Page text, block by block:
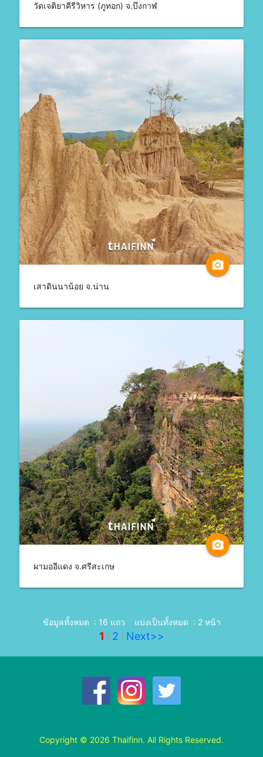
วัดเจติยาคีรีวิหาร (ภูทอก) จ.บึงกาฬ
camera_alt
เสาดินนาน้อย จ.น่าน
camera_alt
ผามออีแดง จ.ศรีสะเกษ
ข้อมูลทั้งหมด : 16 แถว แบ่งเป็นทั้งหมด : 2 หน้า
1 [ 2 ] Next>>
Copyright © 2026 Thaifinn. All Rights Reserved.